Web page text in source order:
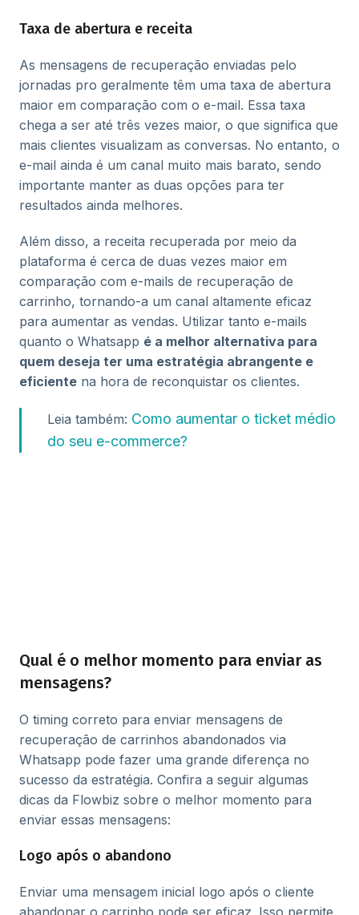
Taxa de abertura e receita
As mensagens de recuperação enviadas pelo
jornadas pro geralmente têm uma taxa de abertura
maior em comparação com o e-mail. Essa taxa
chega a ser até três vezes maior, o que significa que
mais clientes visualizam as conversas. No entanto, o
e-mail ainda é um canal muito mais barato, sendo
importante manter as duas opções para ter
resultados ainda melhores.
Além disso, a receita recuperada por meio da
plataforma é cerca de duas vezes maior em
comparação com e-mails de recuperação de
carrinho, tornando-a um canal altamente eficaz
para aumentar as vendas. Utilizar tanto e-mails
quanto o Whatsapp é a melhor alternativa para
quem deseja ter uma estratégia abrangente e
eficiente na hora de reconquistar os clientes.
Leia também: Como aumentar o ticket médio
do seu e-commerce?
Qual é o melhor momento para enviar as
mensagens?
O timing correto para enviar mensagens de
recuperação de carrinhos abandonados via
Whatsapp pode fazer uma grande diferença no
sucesso da estratégia. Confira a seguir algumas
dicas da Flowbiz sobre o melhor momento para
enviar essas mensagens:
Logo após o abandono
Enviar uma mensagem inicial logo após o cliente
abandonar o carrinho pode ser eficaz. Isso permite